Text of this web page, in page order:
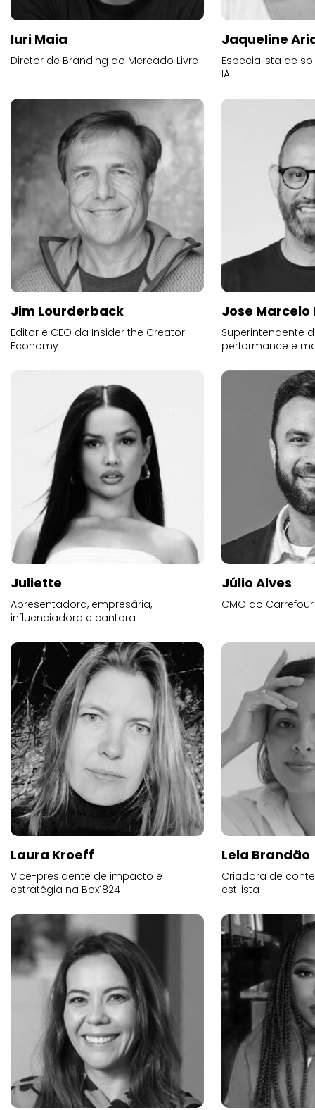
Iuri Maia
Diretor de Branding do Mercado Livre
Jaqueline
Especialista de
IA
Jim Lourderback
Editor e CEO da Insider the Creator
Economy
Jose Marcelo
Superintendente
performance e
Juliette
Apresentadora, empresária,
influenciadora e cantora
Júlio Alves
CMO do Carrefour
Laura Kroeff
Vice-presidente de impacto e
estratégia na Box1824
Lela Brandão
Criadora de
estilista